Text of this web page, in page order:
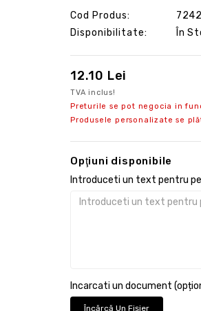
Cod Produs:
7242
Disponibilitate:
În
12.10 Lei
TVA inclus!
Preturile se pot negocia in
Produsele personalizate se
Opţiuni disponibile
Introduceti un text pentru
Incarcati un document
Încărcă Un Fişier